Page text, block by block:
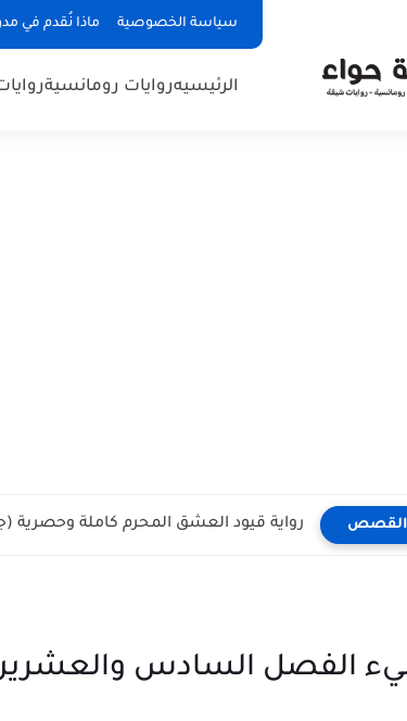
سياسة الخصوصية ماذا نُقدم في
الرئيسيهروايات رومانسية
والقصص رواية قيود العشق المحرم كاملة وحصرية
السادس والعشرين 26 بقلم سوما